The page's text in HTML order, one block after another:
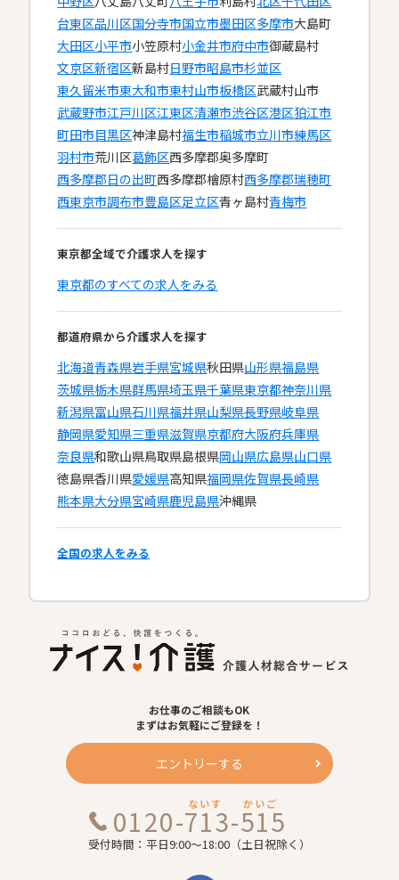
台東区品川区国分寺市国立市墨田区多摩市大島町
大田区小平市小笠原村小金井市府中市御蔵島村
文京区新宿区新島村日野市昭島市杉並区
東久留米市東大和市東村山市板橋区武蔵村山市
武蔵野市江戸川区江東区清瀬市渋谷区港区狛江市
町田市目黒区神津島村福生市稲城市立川市練馬区
羽村市荒川区葛飾区西多摩郡奥多摩町
西多摩郡日の出町西多摩郡檜原村西多摩郡瑞穂町
西東京市調布市豊島区足立区青ヶ島村青梅市
東京都全域で介護求人を探す
東京都のすべての求人をみる
都道府県から介護求人を探す
北海道青森県岩手県宮城県秋田県山形県福島県
茨城県栃木県群馬県埼玉県千葉県東京都神奈川県
新潟県富山県石川県福井県山梨県長野県岐阜県
静岡県愛知県三重県滋賀県京都府大阪府兵庫県
奈良県和歌山県鳥取県島根県岡山県広島県山口県
徳島県香川県愛媛県高知県福岡県佐賀県長崎県
熊本県大分県宮崎県鹿児島県沖縄県
全国の求人をみる
お仕事のご相談もOK
まずはお気軽にご登録を！
エントリーする
0120-713-515
ないす かいご
受付時間：平日9:00～18:00（土日祝除く）